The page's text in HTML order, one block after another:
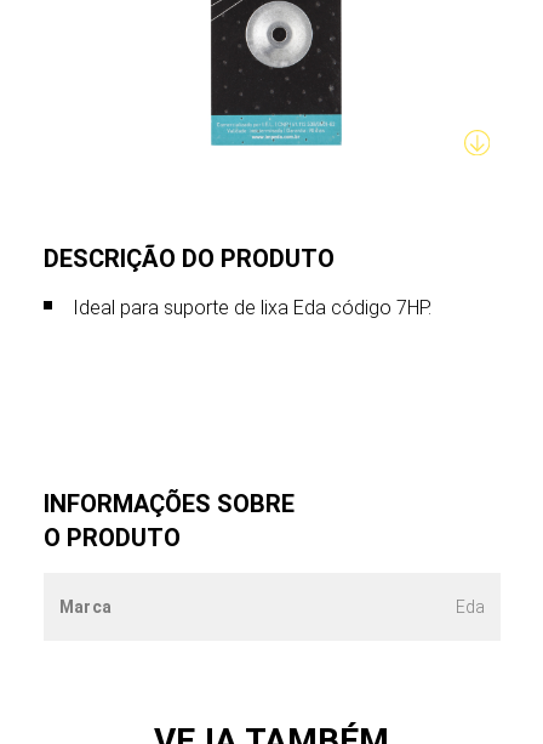
DESCRIÇÃO DO PRODUTO
Ideal para suporte de lixa Eda código 7HP.
INFORMAÇÕES SOBRE
O PRODUTO
Marca Eda